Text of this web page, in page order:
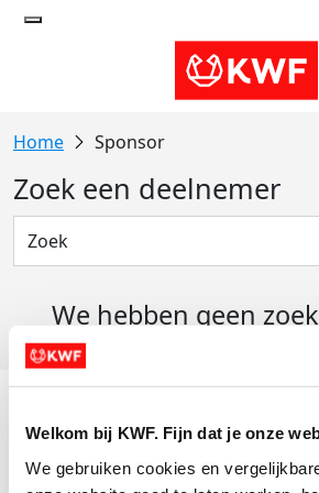
Welkom bij KWF. Fijn dat je onze
We gebruiken cookies en
Sponsor
Zoek een deelnemer
We hebben geen
Actiematerialen
Evenementen